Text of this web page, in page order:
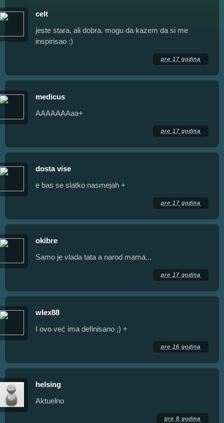
celt
jeste stara, ali dobra. mogu da kazem da si me
inspirisao :)
pre 17 godina
medicus
АААААААаа+
pre 17 godina
dosta vise
e bas se slatko nasmejah +
pre 17 godina
okibre
Samo je vlada tata a narod mama...
pre 17 godina
wlex88
I ovo već ima definisano ;) +
pre 16 godina
helsing
Aktuelno
pre 8 godina